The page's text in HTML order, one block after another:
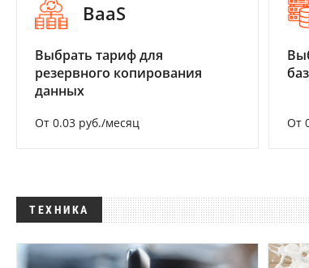
BaaS
Выбрать тариф для
резервного копирования
данных
От 0.03 руб./месяц От
ТЕХНИКА